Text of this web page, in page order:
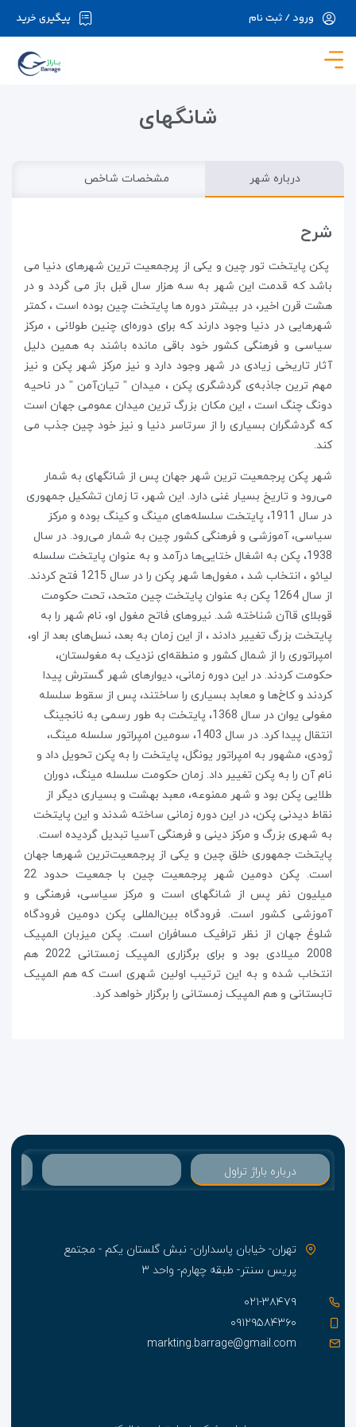
در حال حاضر ارتباط با سرور قطع می باشد لطفا
پیگیری خرید ورود / ثبت نام
شانگهای
درباره شهر مشخصات شاخص
شرح
پکن پایتخت تور چین و یکی از پرجمعیت ‌ترین شهرهای دنیا می
باشد که قدمت این شهر به سه هزار سال قبل باز می‌ گردد و در
هشت قرن اخیر، در بیشتر دوره‌ ها پایتخت چین بوده‌ است ، کمتر
شهرهایی در دنیا وجود دارند که برای دوره‌ای چنین طولانی ، مرکز
سیاسی و فرهنگی کشور خود باقی مانده باشند به همین دلیل
آثار تاریخی زیادی در شهر وجود دارد و نیز مرکز شهر پکن و نیز
مهم ‌ترین جاذبه‌ی گردشگری پکن ، میدان ” تیان‌آمن ” در ناحیه‌
دونگ ‌چنگ است ، این مکان بزرگ ترین میدان عمومی جهان است
که گردشگران بسیاری را از سرتاسر دنیا و نیز خود چین جذب می
‌کند.
شهر پکن پرجمعیت ترین شهر جهان پس از شانگهای به شمار
می‌رود و تاریخ بسیار غنی دارد. این شهر، تا زمان تشکیل جمهوری
در سال 1911، پایتخت سلسله‌های مینگ و کینگ بوده و مرکز
سیاسی، آموزشی و فرهنگی کشور چین به شمار می‌رود. در سال
1938، پکن به اشغال ختایی‌ها درآمد و به عنوان پایتخت سلسله
لیائو ، انتخاب شد ، مغول‌ها شهر پکن را در سال 1215 فتح کردند.
از سال 1264 پکن به عنوان پایتخت چین متحد، تحت حکومت
قوبلای قاآن شناخته شد. نیروهای فاتح مغول او، نام شهر را به
پایتخت بزرگ تغییر دادند ، از این زمان به بعد، نسل‌های بعد از او،
امپراتوری را از شمال کشور و منطقه‌ای نزدیک به مغولستان،
حکومت کردند. در این دوره زمانی، دیوارهای شهر گسترش پیدا
کردند و کاخ‌ها و معابد بسیاری را ساختند، پس از سقوط سلسله
مغولی یوان در سال 1368، پایتخت به طور رسمی به نانجینگ
انتقال پیدا کرد. در سال 1403، سومین امپراتور سلسله مینگ،
ژودی، مشهور به امپراتور یونگل، پایتخت را به پکن تحویل داد و
نام آن را به پکن تغییر داد. زمان حکومت سلسله مینگ، دوران
طلایی پکن بود و شهر ممنوعه، معبد بهشت و بسیاری دیگر از
نقاط دیدنی پکن، در این دوره زمانی ساخته شدند و این پایتخت
به شهری بزرگ و مرکز دینی و فرهنگی آسیا تبدیل گردیده است.
پایتخت جمهوری خلق چین و یکی از پرجمعیت‌ترین شهرها جهان
است. پکن دومین شهر پرجمعیت چین با جمعیت حدود 22
میلیون نفر پس از شانگهای است و مرکز سیاسی، فرهنگی و
آموزشی کشور است. فرودگاه بین‌المللی پکن دومین فرودگاه
شلوغ جهان از نظر ترافیک مسافران است. پکن میزبان المپیک
2008 میلادی بود و برای برگزاری المپیک زمستانی 2022 هم
انتخاب شده و به این ترتیب اولین شهری است که هم المپیک
تابستانی و هم المپیک زمستانی را برگزار خواهد کرد.
درباره باراژ تراول
تهران- خیابان پاسداران- نبش گلستان یکم - مجتمع
پریس سنتر- طبقه چهارم- واحد ۳
۰۲۱-۳۸۴۷۹
۰۹۱۲۹۵۸۴۳۶۰
markting.barrage@gmail.com